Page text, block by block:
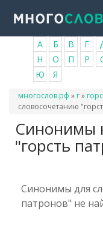
основному
содержанию
А Б В Г
Н
О П Р
Ю
Я
Вы
здесь
многослов.рф » г»
словосочетанию
Синонимы
"горсть
Синонимы для
патронов" не